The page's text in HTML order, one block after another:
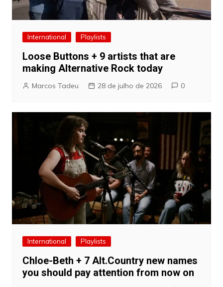
International Playlists
Loose Buttons + 9 artists that are
making Alternative Rock today
Marcos Tadeu 28 de julho de 2026 0
International Playlists
Chloe-Beth + 7 Alt.Country new names
you should pay attention from now on